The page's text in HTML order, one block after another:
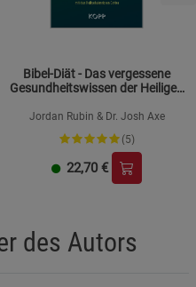
Bibel-Diät - Das vergessene
Gesundheitswissen der Heiligen
Jordan Rubin & Dr. Josh Axe
(5)
22,70 €
des Autors